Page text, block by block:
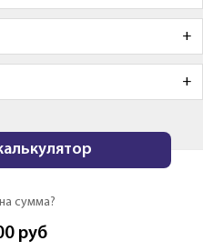
сумма?
руб